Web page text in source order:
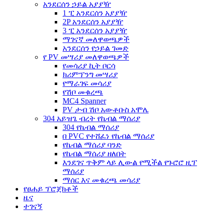
አንደርሰን ኃይል አያያዥ
1 ፒ አንደርሰን አያያዥ
2P አንደርሰን አያያዥ
3 ፒ አንደርሰን አያያዥ
ማገናኛ መለዋወጫዎች
አንደርሰን የኃይል ገመድ
የ PV መሣሪያ መለዋወጫዎች
የመሳሪያ ኪት ቦርሳ
ክሪምፕንግ መሣሪያ
የማራገፍ መሳሪያ
የሽቦ መቁረጫ
MC4 Spanner
PV ታብ ሽቦ አውቶቡስ አሞሌ
304 አይዝጌ ብረት የኬብል ማሰሪያ
304 የኬብል ማሰሪያ
በ PVC የተሸፈነ የኬብል ማሰሪያ
የኬብል ማሰሪያ ባንድ
የኬብል ማሰሪያ ዘለበት
እንደገና ጥቅም ላይ ሊውል የሚችል የጉሮሮ ዚፕ
ማሰሪያ
ማሰር እና መቁረጫ መሳሪያ
የፀሐይ ፕሮጀክቶች
ዜና
ተገናኝ